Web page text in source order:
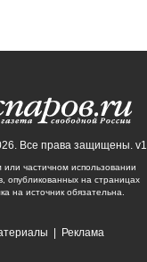
Все права защищены. v1
частичном использовании
опубликованных на страницах
на источник обязательна.
Реклама